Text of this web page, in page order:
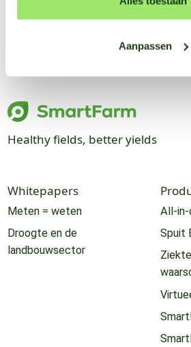
Aanpassen
Healthy fields, better yields
Whitepapers
Meten = weten
Droogte en de
landbouwsector
All-
Spuit
Ziekte